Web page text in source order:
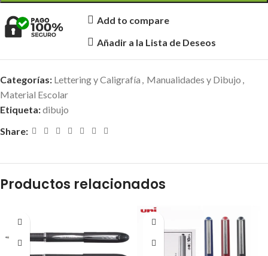
Add to compare
Añadir a la Lista de Deseos
Categorías: Lettering y Caligrafía , Manualidades y Dibujo ,
Material Escolar
Etiqueta:dibujo
Share:
Productos relacionados